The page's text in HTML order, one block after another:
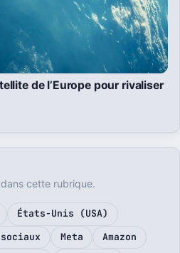
de l’Europe pour rivaliser
cette rubrique.
États-Unis (USA)
Meta
Amazon